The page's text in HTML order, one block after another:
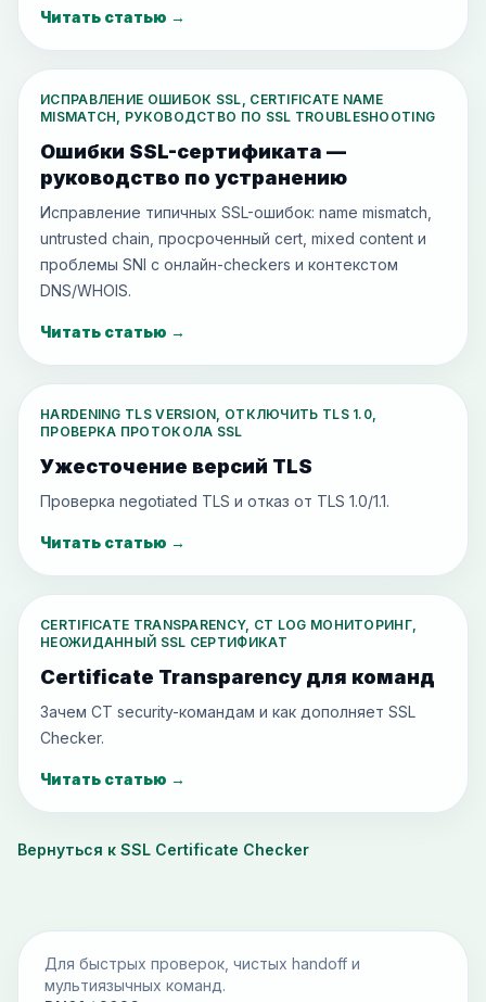
Читать статью →
ИСПРАВЛЕНИЕ ОШИБОК SSL, CERTIFICATE NAME
MISMATCH, РУКОВОДСТВО ПО SSL TROUBLESHOOTING
Ошибки SSL-сертификата —
руководство по устранению
Исправление типичных SSL-ошибок: name mismatch,
untrusted chain, просроченный cert, mixed content и
проблемы SNI с онлайн-checkers и контекстом
DNS/WHOIS.
Читать статью →
HARDENING TLS VERSION, ОТКЛЮЧИТЬ TLS 1.0,
ПРОВЕРКА ПРОТОКОЛА SSL
Ужесточение версий TLS
Проверка negotiated TLS и отказ от TLS 1.0/1.1.
Читать статью →
CERTIFICATE TRANSPARENCY, CT LOG МОНИТОРИНГ,
НЕОЖИДАННЫЙ SSL СЕРТИФИКАТ
Certificate Transparency для команд
Зачем CT security-командам и как дополняет SSL
Checker.
Читать статью →
Вернуться к SSL Certificate Checker
Для быстрых проверок, чистых handoff и
мультиязычных команд.